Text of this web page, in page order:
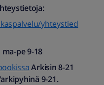
yhteystied
ma-pe 9-18
Arkisin 8-21
9-21.